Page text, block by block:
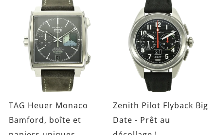
TAG Heuer Monaco
Bamford, boîte et
Zenith Pilot Flyback Big
Date - Prêt au